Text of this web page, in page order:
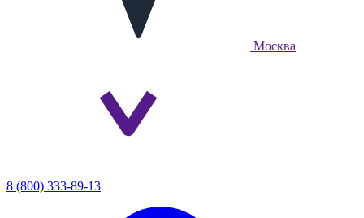
Москва
8 (800) 333-89-13